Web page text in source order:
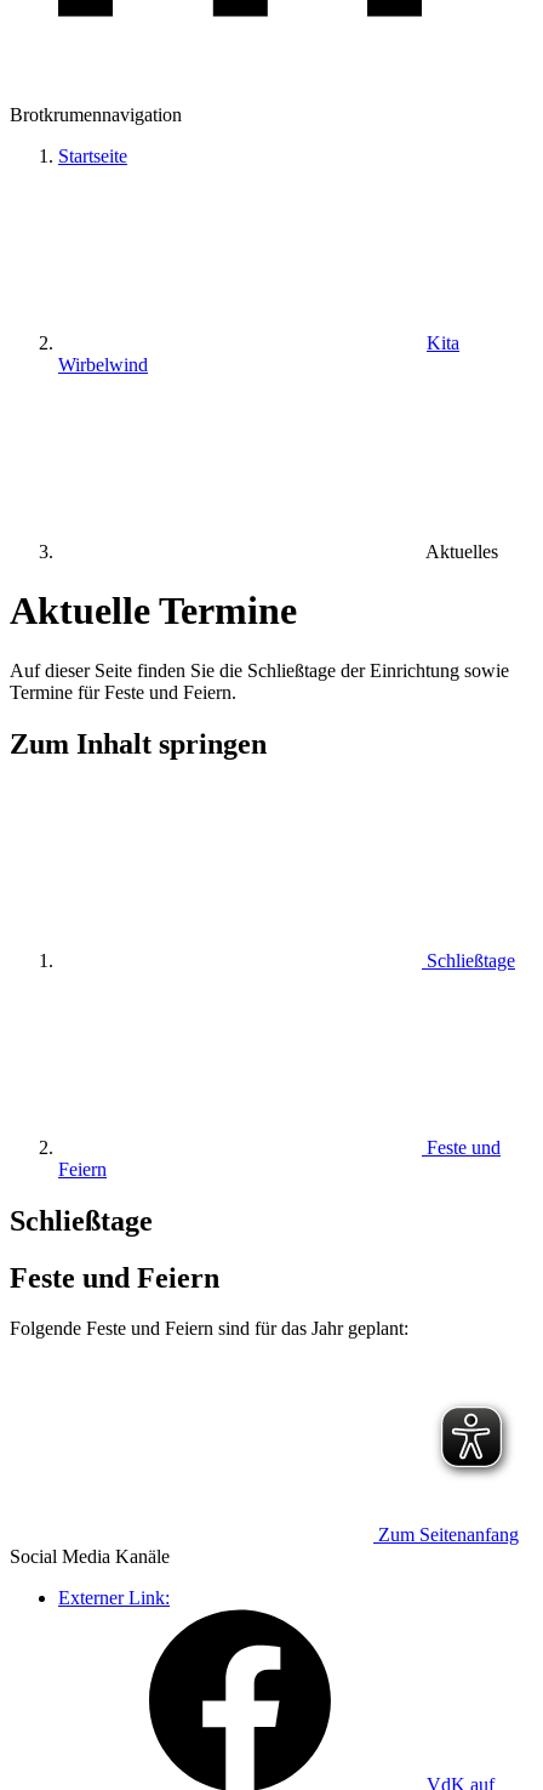
Brotkrumennavigation
Startseite
Kita
Wirbelwind
Aktuelles
Aktuelle Termine
Auf dieser Seite finden Sie die Schließtage der Einrichtung sowie
Termine für Feste und Feiern.
Zum Inhalt springen
Schließtage
Feste und
Feiern
Schließtage
Feste und Feiern
Folgende Feste und Feiern sind für das Jahr geplant:
Zum Seitenanfang
Social Media Kanäle
Externer Link:
VdK auf